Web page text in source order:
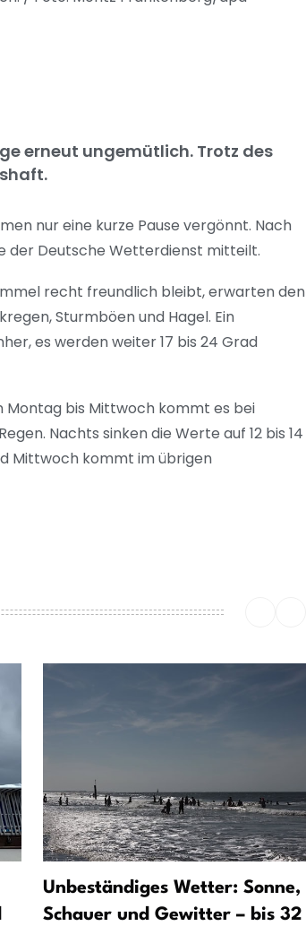
erneut ungemütlich. Trotz des
nur eine kurze Pause vergönnt. Nach
der Deutsche Wetterdienst mitteilt.
recht freundlich bleibt, erwarten den
Sturmböen und Hagel. Ein
es werden weiter 17 bis 24 Grad
Montag bis Mittwoch kommt es bei
Nachts sinken die Werte auf 12 bis 14
Mittwoch kommt im übrigen
Unbeständiges Wetter: Sonne,
Schauer und Gewitter – bis 32